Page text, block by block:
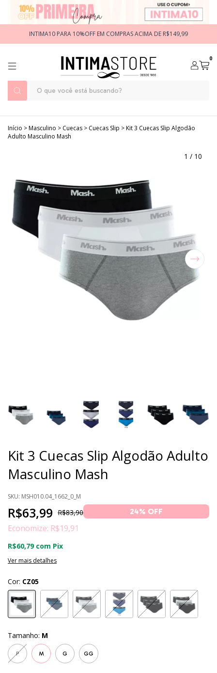
INTIMA10 PARA 10%OFF EM COMPRAS ACIMA DE R$149,99
0
Início >Masculino > Cuecas > Cuecas Slip >Kit 3 Cuecas Slip Algodão
Adulto Masculino Mash
1 / 10
Kit 3 Cuecas Slip Algodão Adulto
Masculino Mash
SKU: MSH010.04_1662_0_M
R$63,99 R$83,90 24% OFF
Economize: R$19,91
R$60,79 com Pix
Ver mais detalhes
Cor: CZ05
Tamanho: M
P M G GG